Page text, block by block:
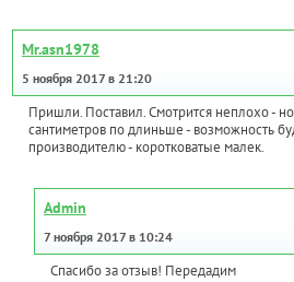
Mr.asn1978
5 ноября 2017 в 21:20
Пришли. Поставил. Смотрится неплохо -
сантиметров по длиньше - возможность
производителю - коротковатые малек.
Admin
7 ноября 2017 в 10:24
Спасибо за отзыв! Передадим